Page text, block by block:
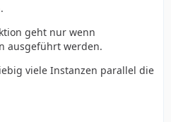
48kHz.mp2"...
frames.
geht nur wenn
ausgeführt werden.
viele Instanzen parallel die